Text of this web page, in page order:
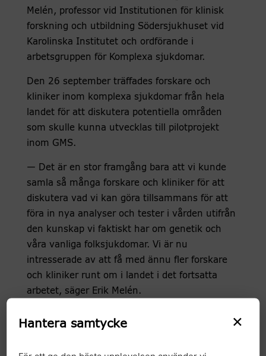
Melén, professor vid Institutionen för klinisk
forskning och utbildning Södersjukhuset vid
Karolinska Institutet och ordförande i
arbetsgruppen för Komplexa sjukdomar.
Den 26 september träffades forskare och
kliniker inom komplexa sjukdomar från hela
landet för att diskutera potentiella områden
som skulle kunna utvecklas till pilotprojekt
inom GMS.
— Det är en stor framgång bara att vi kunde
samla så många forskare och kliniker för att
diskutera vad vi kan göra tillsammans för att
föra in nya analyser och tester i vården utifrån
den kunskap vi faktiskt har om genetik och
våra vanliga folksjukdomar. Vi är nu
intresserade av att få med ännu fler forskare
och kliniker runt om i landet i det fortsatta
arbetet, säger Erik Melén.
sjukdomar är en del av samarbetet mellan
×
Hantera samtycke